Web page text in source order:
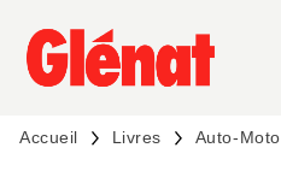
MENU RECHERCHE
PIED DE PAGE
Accueil Livres Auto-Moto